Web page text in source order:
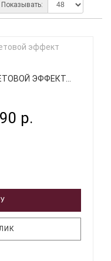
Показывать:
ЭФФЕКТ...
р.